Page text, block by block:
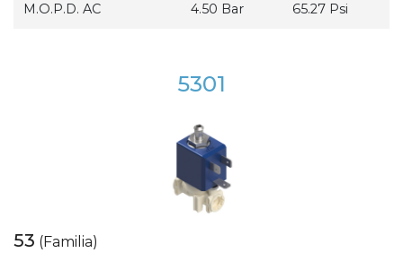
M.O.P.D. AC 4.50 Bar 65.27 Psi
5301
53 (Familia)